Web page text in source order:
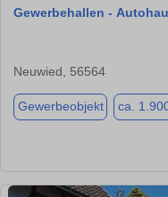
Gewerbehallen -
Neuwied, 56564
Gewerbeobjekt ca.